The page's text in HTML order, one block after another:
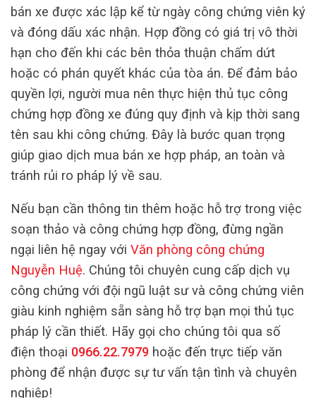
bán xe được xác lập kể từ ngày công chứng viên ký
và đóng dấu xác nhận. Hợp đồng có giá trị vô thời
hạn cho đến khi các bên thỏa thuận chấm dứt
hoặc có phán quyết khác của tòa án. Để đảm bảo
quyền lợi, người mua nên thực hiện thủ tục công
chứng hợp đồng xe đúng quy định và kịp thời sang
tên sau khi công chứng. Đây là bước quan trọng
giúp giao dịch mua bán xe hợp pháp, an toàn và
tránh rủi ro pháp lý về sau.
Nếu bạn cần thông tin thêm hoặc hỗ trợ trong việc
soạn thảo và công chứng hợp đồng, đừng ngần
ngại liên hệ ngay với Văn phòng công chứng
Nguyễn Huệ. Chúng tôi chuyên cung cấp dịch vụ
công chứng với đội ngũ luật sư và công chứng viên
giàu kinh nghiệm sẵn sàng hỗ trợ bạn mọi thủ tục
pháp lý cần thiết. Hãy gọi cho chúng tôi qua số
điện thoại 0966.22.7979 hoặc đến trực tiếp văn
phòng để nhận được sự tư vấn tận tình và chuyên
nghiệp!